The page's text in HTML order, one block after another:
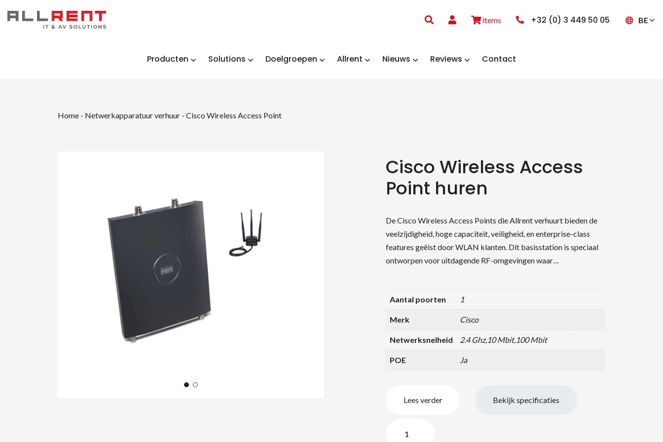
items +32 (0) 3 449 50 05 BE
Producten Solutions Doelgroepen Allrent Nieuws Reviews Contact
Home - Netwerkapparatuur verhuur - Cisco Wireless Access Point
Cisco Wireless Access
Point huren
De Cisco Wireless Access Points die Allrent verhuurt bieden de
veelzijdigheid, hoge capaciteit, veiligheid, en enterprise-class
features geëist door WLAN klanten. Dit basisstation is speciaal
ontworpen voor uitdagende RF-omgevingen waar…
Aantal poorten 1
Merk Cisco
Netwerksnelheid 2.4 Ghz,10 Mbit,100 Mbit
POE Ja
Lees verder Bekijk specificaties
Wireless